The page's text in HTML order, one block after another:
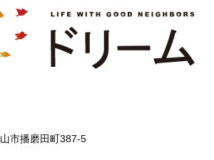
市播磨田町387-5